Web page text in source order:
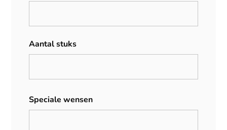
Aantal stuks
Speciale wensen